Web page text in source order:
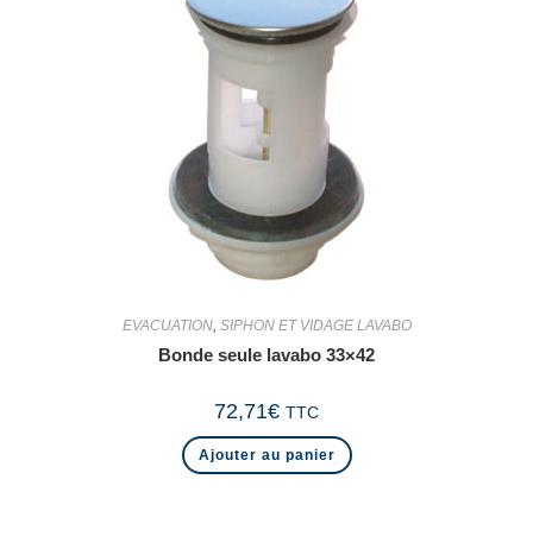
EVACUATION, SIPHON ET VIDAGE LAVABO
Bonde seule lavabo 33×42
72,71€ TTC
Ajouter au panier